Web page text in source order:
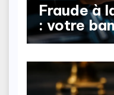
Fraude à
: votre
vous